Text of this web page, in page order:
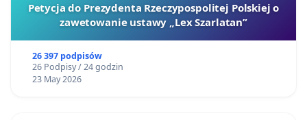
Petycja do Prezydenta Rzeczypospolitej Polskiej o
zawetowanie ustawy „Lex Szarlatan”
26 397 podpisów
26 Podpisy / 24 godzin
23 May 2026